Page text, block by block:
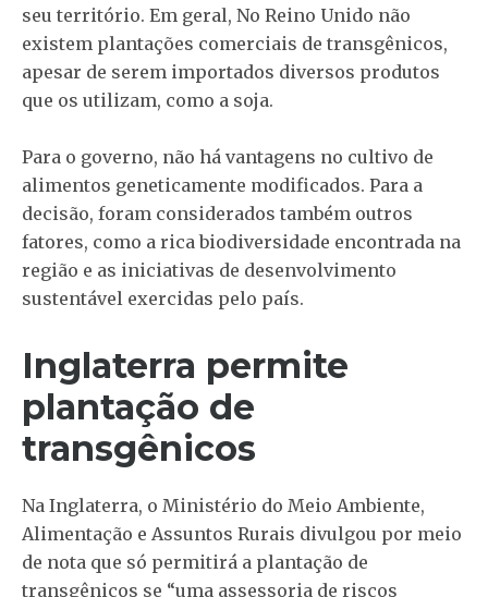
seu território. Em geral, No Reino Unido não
existem plantações comerciais de transgênicos,
apesar de serem importados diversos produtos
que os utilizam, como a soja.
Para o governo, não há vantagens no cultivo de
alimentos geneticamente modificados. Para a
decisão, foram considerados também outros
fatores, como a rica biodiversidade encontrada na
região e as iniciativas de desenvolvimento
sustentável exercidas pelo país.
Inglaterra permite
plantação de
transgênicos
Na Inglaterra, o Ministério do Meio Ambiente,
Alimentação e Assuntos Rurais divulgou por meio
de nota que só permitirá a plantação de
transgênicos se “uma assessoria de riscos